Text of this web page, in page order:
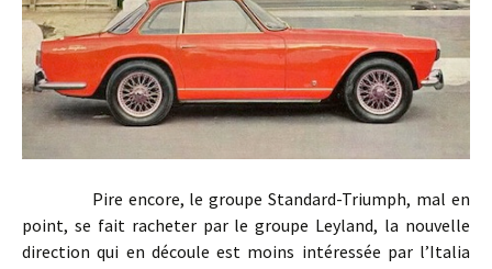
Pire encore, le groupe Standard-Triumph, mal en
point, se fait racheter par le groupe Leyland, la nouvelle
direction qui en découle est moins intéressée par l’Italia